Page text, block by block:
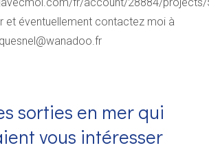
et éventuellement contactez moi à
sorties en mer qui
vous intéresser